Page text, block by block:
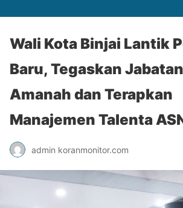
Wali Kota Binjai Lantik
Baru, Tegaskan
Amanah dan Terapkan
Manajemen Talenta
admin koranmonitor.com